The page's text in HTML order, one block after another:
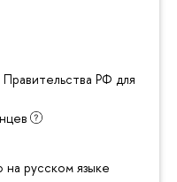
РФ для
русском языке